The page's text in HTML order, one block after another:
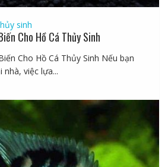
sinh
Cho Hồ Cá Thủy Sinh
Cho Hồ Cá Thủy Sinh Nếu bạn
việc lựa...